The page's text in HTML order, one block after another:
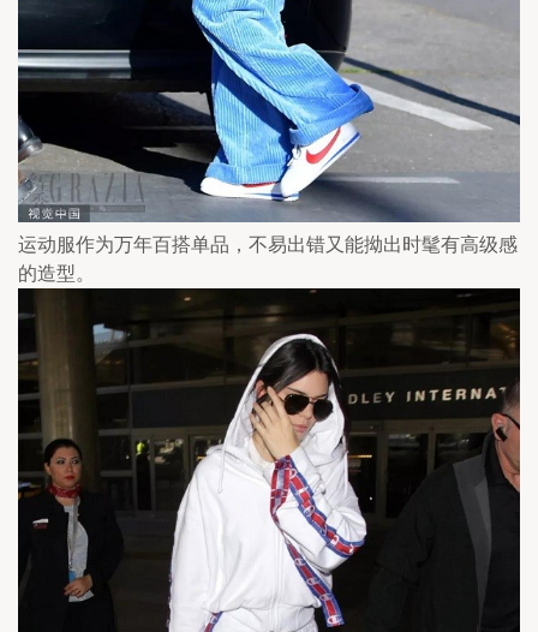
运动服作为万年百搭单品，不易出错又能拗出时髦有高级感
的造型。